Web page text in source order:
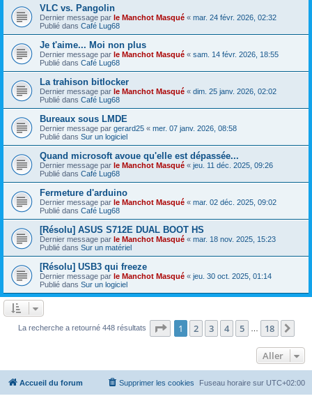
VLC vs. Pangolin
Dernier message par le Manchot Masqué « mar. 24 févr. 2026, 02:32
Publié dans Café Lug68
Je t'aime... Moi non plus
Dernier message par le Manchot Masqué « sam. 14 févr. 2026, 18:55
Publié dans Café Lug68
La trahison bitlocker
Dernier message par le Manchot Masqué « dim. 25 janv. 2026, 02:02
Publié dans Café Lug68
Bureaux sous LMDE
Dernier message par gerard25 « mer. 07 janv. 2026, 08:58
Publié dans Sur un logiciel
Quand microsoft avoue qu'elle est dépassée...
Dernier message par le Manchot Masqué « jeu. 11 déc. 2025, 09:26
Publié dans Café Lug68
Fermeture d'arduino
Dernier message par le Manchot Masqué « mar. 02 déc. 2025, 09:02
Publié dans Café Lug68
[Résolu] ASUS S712E DUAL BOOT HS
Dernier message par le Manchot Masqué « mar. 18 nov. 2025, 15:23
Publié dans Sur un matériel
[Résolu] USB3 qui freeze
Dernier message par le Manchot Masqué « jeu. 30 oct. 2025, 01:14
Publié dans Sur un logiciel
La recherche a retourné 448 résultats Page 1sur18
1 2 3 4 5 18
Aller
Accueil du forum Fuseau horaire sur UTC+02:00
Supprimer les cookies